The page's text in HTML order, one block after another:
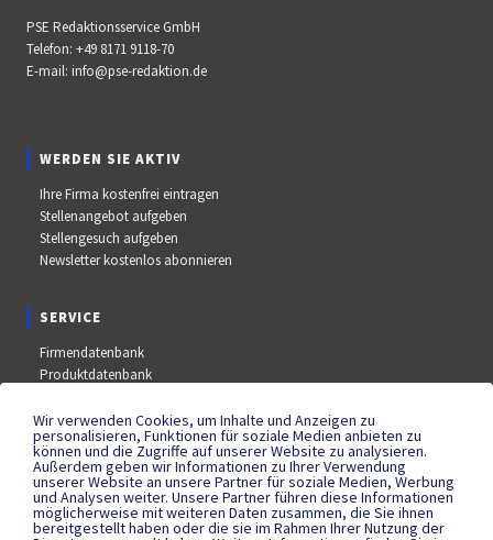
PSE Redaktionsservice GmbH
Telefon: +49 8171 9118-70
E-mail: info@pse-redaktion.de
WERDEN SIE AKTIV
Ihre Firma kostenfrei eintragen
Stellenangebot aufgeben
Stellengesuch aufgeben
Newsletter kostenlos abonnieren
SERVICE
Firmendatenbank
Produktdatenbank
Aus- und Weiterbildungsdatenbank
Messe- und Kongressdatenbank
SOCIAL MEDIA
YouTube
Wir verwenden Cookies, um Inhalte und Anzeigen zu
personalisieren, Funktionen für soziale Medien anbieten zu
können und die Zugriffe auf unserer Website zu analysieren.
Außerdem geben wir Informationen zu Ihrer Verwendung
unserer Website an unsere Partner für soziale Medien, Werbung
und Analysen weiter. Unsere Partner führen diese Informationen
möglicherweise mit weiteren Daten zusammen, die Sie ihnen
bereitgestellt haben oder die sie im Rahmen Ihrer Nutzung der